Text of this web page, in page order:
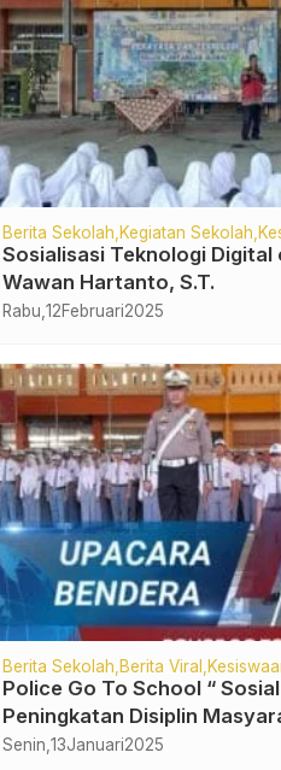
Berita Sekolah Kegiatan Sekolah
Sosialisasi Teknologi Digital
Wawan Hartanto, S.T.
Rabu, 12Februari2025
Berita Sekolah Berita Viral
Police Go To School “
Peningkatan Disiplin
Berlalu Lintas Khususnya
Senin, 13Januari2025